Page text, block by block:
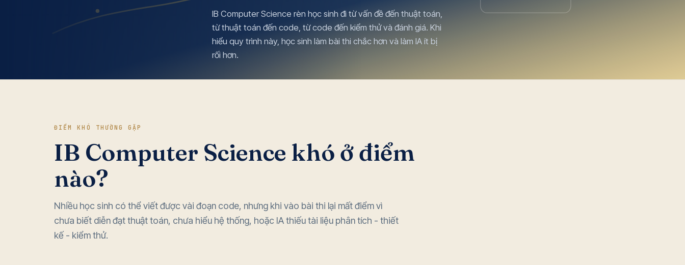
IB Computer Science rèn học sinh đi từ vấn đề đến thuật toán,
từ thuật toán đến code, từ code đến kiểm thử và đánh giá. Khi
hiểu quy trình này, học sinh làm bài thi chắc hơn và làm IA ít bị
rối hơn.
ĐIỂM KHÓ THƯỜNG GẶP
IB Computer Science khó ở điểm
nào?
Nhiều học sinh có thể viết được vài đoạn code, nhưng khi vào bài thi lại mất điểm vì
chưa biết diễn đạt thuật toán, chưa hiểu hệ thống, hoặc IA thiếu tài liệu phân tích - thiết
kế - kiểm thử.